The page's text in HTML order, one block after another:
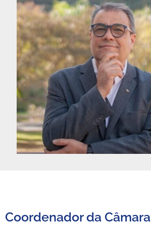
Coordenador da Câmara